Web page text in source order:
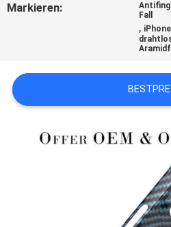
NEWS
SITEMAP
Markieren:
Fall
,